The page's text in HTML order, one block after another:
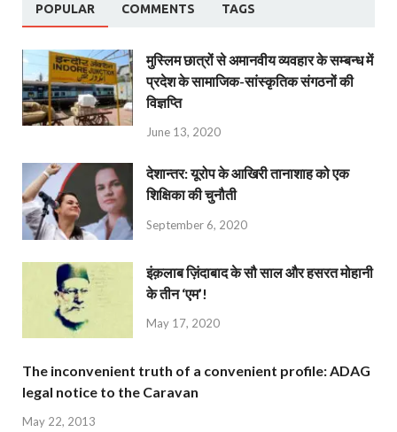
POPULAR COMMENTS TAGS
मुस्लिम छात्रों से अमानवीय व्यवहार के सम्बन्ध में
प्रदेश के सामाजिक-सांस्कृतिक संगठनों की
विज्ञप्ति
June 13, 2020
देशान्‍तर: यूरोप के आखिरी तानाशाह को एक
शिक्षिका की चुनौती
September 6, 2020
इंक़लाब ज़िंदाबाद के सौ साल और हसरत मोहानी
के तीन ‘एम’!
May 17, 2020
The inconvenient truth of a convenient profile: ADAG
legal notice to the Caravan
May 22, 2013